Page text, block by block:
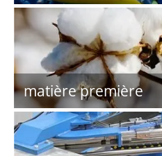
matière première